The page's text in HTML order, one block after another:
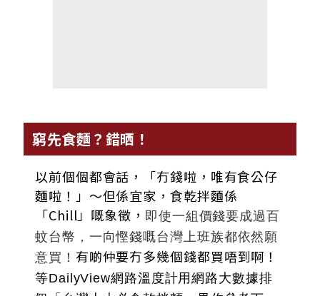
窮先食麵？錯晒！
以前個個都會話，「冇錢啦，唯有食公仔
麵啦！」～但係宜家，食乾拌麵係
「Chill」嘅象徵， 即使一組價錢要成過百
蚊台幣， 一向慳錢嘅台灣上班族都依然願
意買 ！ 有啲仲要冇多幾個錢都買唔到啊！
等DailyView網路溫度計用網路大數據排